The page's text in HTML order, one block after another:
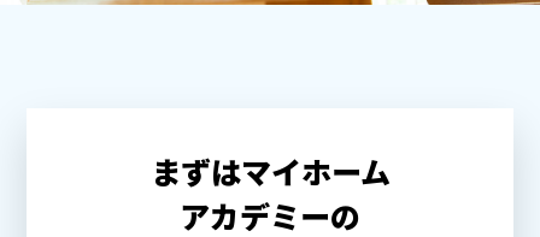
まずはマイホーム
アカデミーの